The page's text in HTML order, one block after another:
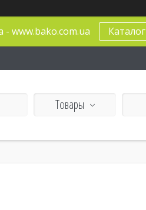
www.bako.com.ua Каталог
Товары